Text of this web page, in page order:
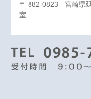
〒 882-0823 宮崎県
室